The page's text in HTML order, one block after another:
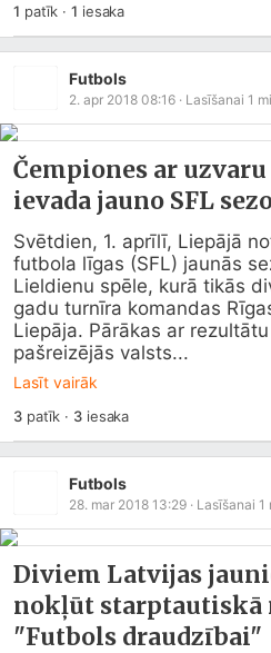
1 patīk ·1 iesaka
Futbols
2. apr 2018 08:16 · Lasīšanai 1
Čempiones ar
ievada jauno SFL
Svētdien, 1. aprīlī, Liepājā
futbola līgas (SFL) jaunās
Lieldienu spēle, kurā tikās
gadu turnīra komandas
Liepāja. Pārākas ar
pašreizējās valsts...
Lasīt vairāk
3patīk · 3iesaka
Futbols
28. mar 2018 13:29 · Lasīšanai 1
Diviem Latvijas
nokļūt starptautiskā
"Futbols draudzībai"